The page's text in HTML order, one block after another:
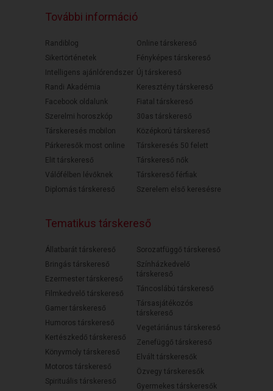
További információ
Randiblog
Sikertörténetek
Intelligens ajánlórendszer
Randi Akadémia
Facebook oldalunk
Szerelmi horoszkóp
Társkeresés mobilon
Párkeresők most online
Elit társkereső
Válófélben lévőknek
Diplomás társkereső
Online társkereső
Fényképes társkereső
Új társkereső
Keresztény társkereső
Fiatal társkereső
30as társkereső
Középkorú társkereső
Társkeresés 50 felett
Társkereső nők
Társkereső férfiak
Szerelem első keresésre
Tematikus társkereső
Állatbarát társkereső
Bringás társkereső
Ezermester társkereső
Filmkedvelő társkereső
Gamer társkereső
Humoros társkereső
Kertészkedő társkereső
Könyvmoly társkereső
Motoros társkereső
Spirituális társkereső
Sorozatfüggő társkereső
Színházkedvelő
társkereső
Táncoslábú társkereső
Társasjátékozós
társkereső
Vegetáriánus társkereső
Zenefüggő társkereső
Elvált társkeresők
Özvegy társkeresők
Gyermekes társkeresők